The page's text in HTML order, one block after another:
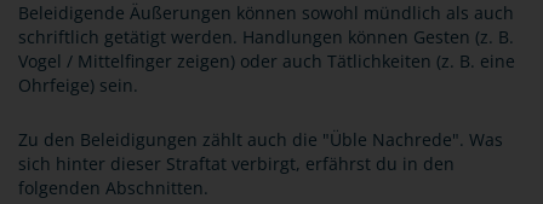
Beleidigende Äußerungen können sowohl mündlich als auch
schriftlich getätigt werden. Handlungen können Gesten (z. B.
Vogel / Mittelfinger zeigen) oder auch Tätlichkeiten (z. B. eine
Ohrfeige) sein.
Zu den Beleidigungen zählt auch die "Üble Nachrede". Was
sich hinter dieser Straftat verbirgt, erfährst du in den
folgenden Abschnitten.